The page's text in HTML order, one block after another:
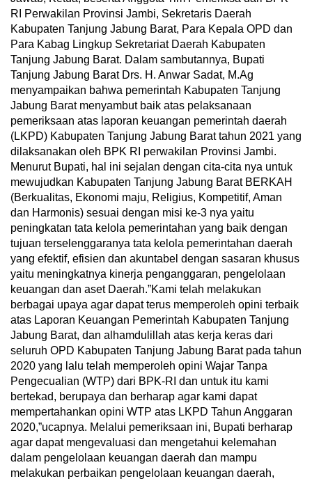
RI Perwakilan Provinsi Jambi, Sekretaris Daerah
Kabupaten Tanjung Jabung Barat, Para Kepala OPD dan
Para Kabag Lingkup Sekretariat Daerah Kabupaten
Tanjung Jabung Barat. Dalam sambutannya, Bupati
Tanjung Jabung Barat Drs. H. Anwar Sadat, M.Ag
menyampaikan bahwa pemerintah Kabupaten Tanjung
Jabung Barat menyambut baik atas pelaksanaan
pemeriksaan atas laporan keuangan pemerintah daerah
(LKPD) Kabupaten Tanjung Jabung Barat tahun 2021 yang
dilaksanakan oleh BPK RI perwakilan Provinsi Jambi.
Menurut Bupati, hal ini sejalan dengan cita-cita nya untuk
mewujudkan Kabupaten Tanjung Jabung Barat BERKAH
(Berkualitas, Ekonomi maju, Religius, Kompetitif, Aman
dan Harmonis) sesuai dengan misi ke-3 nya yaitu
peningkatan tata kelola pemerintahan yang baik dengan
tujuan terselenggaranya tata kelola pemerintahan daerah
yang efektif, efisien dan akuntabel dengan sasaran khusus
yaitu meningkatnya kinerja penganggaran, pengelolaan
keuangan dan aset Daerah.”Kami telah melakukan
berbagai upaya agar dapat terus memperoleh opini terbaik
atas Laporan Keuangan Pemerintah Kabupaten Tanjung
Jabung Barat, dan alhamdulillah atas kerja keras dari
seluruh OPD Kabupaten Tanjung Jabung Barat pada tahun
2020 yang lalu telah memperoleh opini Wajar Tanpa
Pengecualian (WTP) dari BPK-RI dan untuk itu kami
bertekad, berupaya dan berharap agar kami dapat
mempertahankan opini WTP atas LKPD Tahun Anggaran
2020,”ucapnya. Melalui pemeriksaan ini, Bupati berharap
agar dapat mengevaluasi dan mengetahui kelemahan
dalam pengelolaan keuangan daerah dan mampu
melakukan perbaikan pengelolaan keuangan daerah,